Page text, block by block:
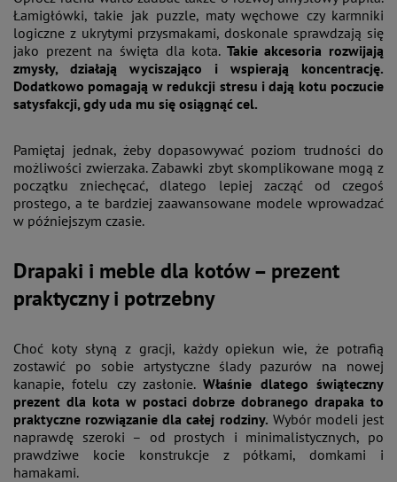
Łamigłówki, takie jak puzzle, maty węchowe czy karmniki
logiczne z ukrytymi przysmakami, doskonale sprawdzają się
jako prezent na święta dla kota. Takie akcesoria rozwijają
zmysły, działają wyciszająco i wspierają koncentrację.
Dodatkowo pomagają w redukcji stresu i dają kotu poczucie
satysfakcji, gdy uda mu się osiągnąć cel.
Pamiętaj jednak, żeby dopasowywać poziom trudności do
możliwości zwierzaka. Zabawki zbyt skomplikowane mogą z
początku zniechęcać, dlatego lepiej zacząć od czegoś
prostego, a te bardziej zaawansowane modele wprowadzać
w późniejszym czasie.
Drapaki i meble dla kotów – prezent
praktyczny i potrzebny
Choć koty słyną z gracji, każdy opiekun wie, że potrafią
zostawić po sobie artystyczne ślady pazurów na nowej
kanapie, fotelu czy zasłonie.Właśnie dlatego świąteczny
prezent dla kota w postaci dobrze dobranego drapaka to
praktyczne rozwiązanie dla całej rodziny. Wybór modeli jest
naprawdę szeroki – od prostych i minimalistycznych, po
prawdziwe kocie konstrukcje z półkami, domkami i
hamakami.